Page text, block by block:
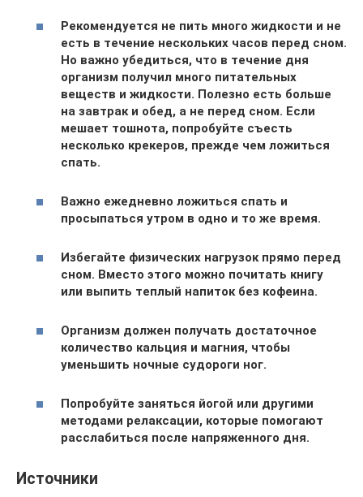
Рекомендуется не пить много жидкости и не
есть в течение нескольких часов перед сном.
Но важно убедиться, что в течение дня
организм получил много питательных
веществ и жидкости. Полезно есть больше
на завтрак и обед, а не перед сном. Если
мешает тошнота, попробуйте съесть
несколько крекеров, прежде чем ложиться
спать.
Важно ежедневно ложиться спать и
просыпаться утром в одно и то же время.
Избегайте физических нагрузок прямо перед
сном. Вместо этого можно почитать книгу
или выпить теплый напиток без кофеина.
Организм должен получать достаточное
количество кальция и магния, чтобы
уменьшить ночные судороги ног.
Попробуйте заняться йогой или другими
методами релаксации, которые помогают
расслабиться после напряженного дня.
Источники